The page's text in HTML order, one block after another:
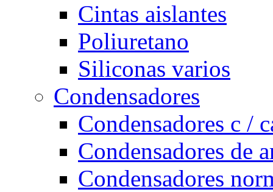
Cintas aislantes
Poliuretano
Siliconas varios
Condensadores
Condensadores c /
Condensadores de
Condensadores